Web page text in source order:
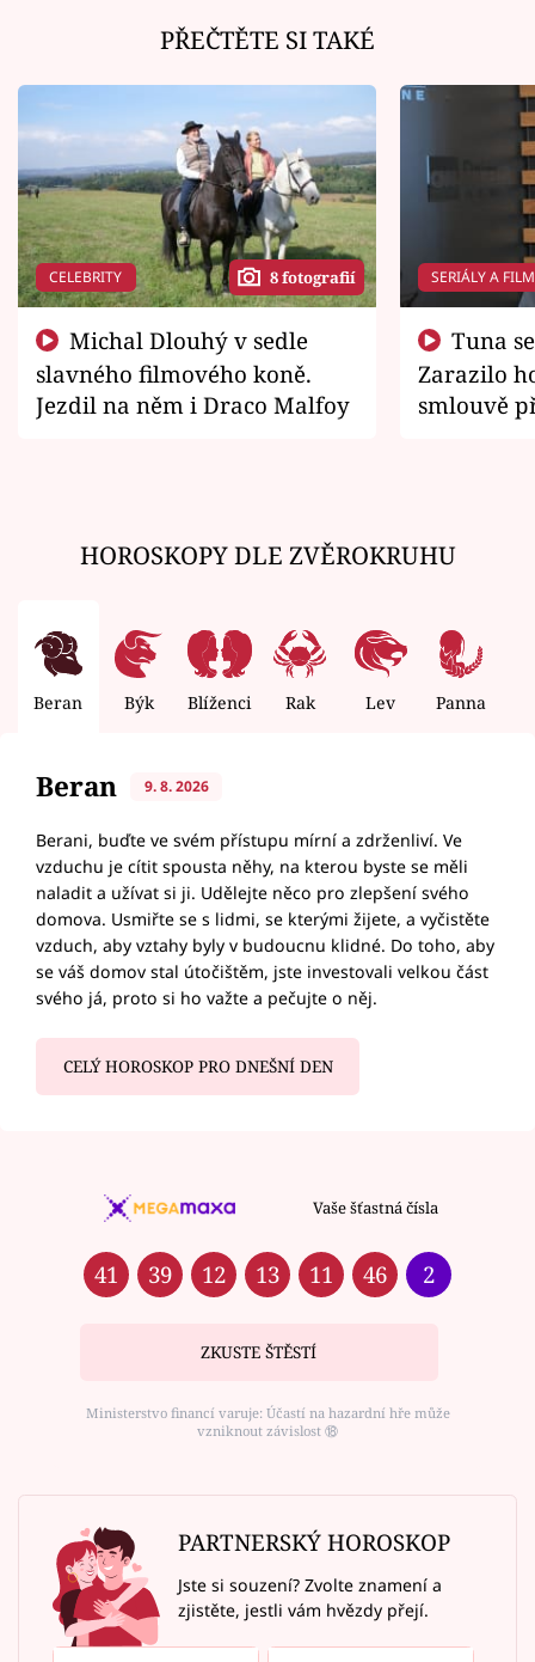
PŘEČTĚTE SI TAKÉ
CELEBRITY 8 fotografií
slavného filmového koně.
Jezdil na něm i Draco Malfoy
SERIÁLY A
Zarazilo
smlouvě
HOROSKOPY DLE ZVĚROKRUHU
Beran Býk Blíženci Rak Lev Panna
Beran 9. 8. 2026
Berani, buďte ve svém přístupu mírní a zdrženliví. Ve
vzduchu je cítit spousta něhy, na kterou byste se měli
naladit a užívat si ji. Udělejte něco pro zlepšení svého
domova. Usmiřte se s lidmi, se kterými žijete, a vyčistěte
vzduch, aby vztahy byly v budoucnu klidné. Do toho, aby
se váš domov stal útočištěm, jste investovali velkou část
svého já, proto si ho važte a pečujte o něj.
CELÝ HOROSKOP PRO DNEŠNÍ DEN
Vaše šťastná čísla
41 39 12 13 11 46 2
ZKUSTE ŠTĚSTÍ
Ministerstvo financí varuje: Účastí na hazardní hře může
vzniknout závislost ⑱
PARTNERSKÝ HOROSKOP
Jste si souzení? Zvolte znamení a
zjistěte, jestli vám hvězdy přejí.